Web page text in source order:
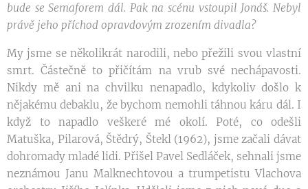
bude se Semaforem dál. Pak na scénu vstoupil Jonáš. Nebyl
právě jeho příchod opravdovým zrozením divadla?
My jsme se několikrát narodili, nebo přežili svou vlastní
smrt. Částečně to přičítám na vrub své nechápavosti.
Nikdy mě ani na chvilku nenapadlo, kdykoliv došlo k
nějakému debaklu, že bychom nemohli táhnou káru dál. I
když to napadlo veškeré mé okolí. Poté, co odešli
Matuška, Pilarová, Štědrý, Štekl (1962), jsme začali dávat
dohromady mladé lidi. Přišel Pavel Sedláček, sehnali jsme
neznámou Janu Malknechtovou a trumpetistu Vlachova